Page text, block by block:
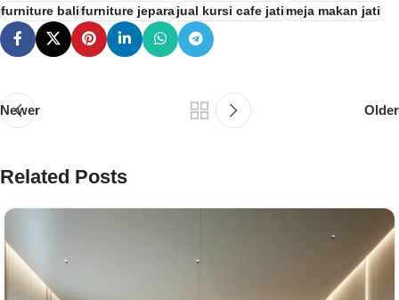
furniture bali furniture jeparajual kursi cafe jati meja makan jati
Newer Older
Related Posts